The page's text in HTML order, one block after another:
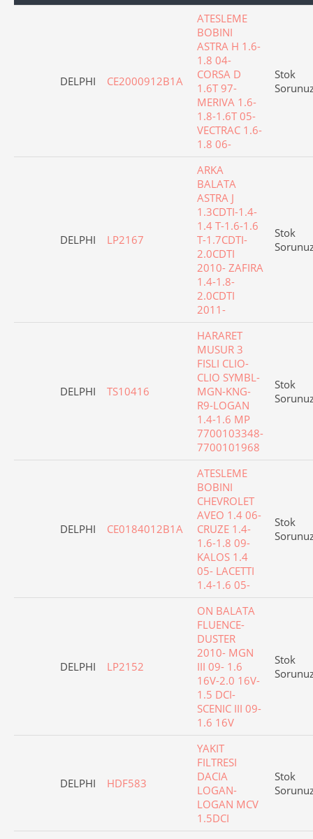
DELPHI CE2000912B1A
ATESLEME
BOBINI
ASTRA H 1.6-
1.8 04-
CORSA D
1.6T 97-
MERIVA 1.6-
1.8-1.6T 05-
VECTRAC 1.6-
1.8 06-
Stok
DELPHI LP2167
ARKA
BALATA
ASTRA J
1.3CDTI-1.4-
1.4 T-1.6-1.6
T-1.7CDTI-
2.0CDTI
2010- ZAFIRA
1.4-1.8-
2.0CDTI
2011-
Stok
DELPHI TS10416
HARARET
MUSUR 3
FISLI CLIO-
CLIO SYMBL-
MGN-KNG-
R9-LOGAN
1.4-1.6 MP
7700103348-
7700101968
Stok
DELPHI CE0184012B1A
ATESLEME
BOBINI
CHEVROLET
AVEO 1.4 06-
CRUZE 1.4-
1.6-1.8 09-
KALOS 1.4
05- LACETTI
1.4-1.6 05-
Stok
DELPHI LP2152
ON BALATA
FLUENCE-
DUSTER
2010- MGN
III 09- 1.6
16V-2.0 16V-
1.5 DCI-
SCENIC III 09-
1.6 16V
Stok
DELPHI HDF583
YAKIT
FILTRESI
DACIA
LOGAN-
LOGAN MCV
1.5DCI
Stok